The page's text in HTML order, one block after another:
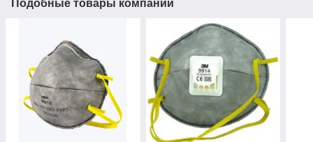
Подобные товары компании